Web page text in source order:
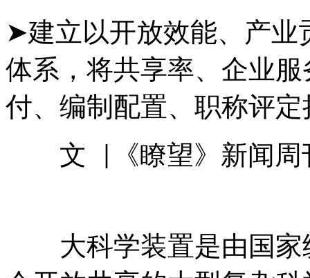
➤建立以开放效能、产业
体系，将共享率、企业
付、编制配置、职称评定
文
《瞭望》新闻
大科学装置是由国